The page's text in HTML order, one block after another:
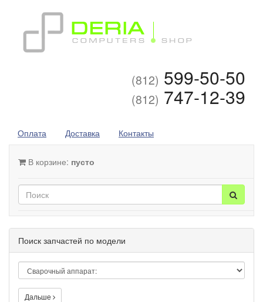
(812) 599-50-50
(812) 747-12-39
Оплата Доставка Контакты
В корзине: пусто
Поиск запчастей по модели
Дальше